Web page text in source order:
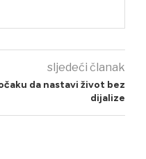
sljedeći članak
da nastavi život bez
dijalize